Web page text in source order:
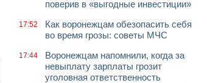
поверив в «выгодные инвестиции»
17:52
Как воронежцам обезопасить себя
во время грозы: советы МЧС
17:44
Воронежцам напомнили, когда за
невыплату зарплаты грозит
уголовная ответственность